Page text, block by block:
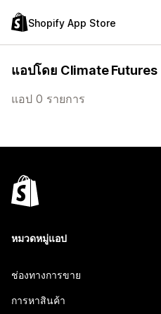
Shopify App Store
แอปโดย Climate Futures
แอป 0 รายการ
หมวดหมู่แอป
ช่องทางการขาย
การหาสินค้า